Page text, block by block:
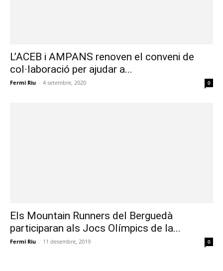
L’ACEB i AMPANS renoven el conveni de
col·laboració per ajudar a...
Fermi Riu - 4 setembre, 2020 0
Els Mountain Runners del Berguedà
participaran als Jocs Olímpics de la...
Fermi Riu - 11 desembre, 2019 0